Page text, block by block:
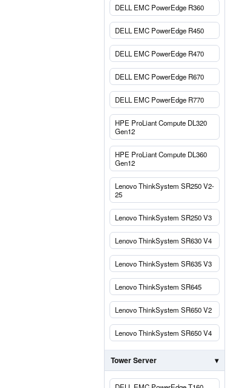
DELL EMC PowerEdge R360
DELL EMC PowerEdge R450
DELL EMC PowerEdge R470
DELL EMC PowerEdge R670
DELL EMC PowerEdge R770
HPE ProLiant Compute DL320
Gen12
HPE ProLiant Compute DL360
Gen12
Lenovo ThinkSystem SR250 V2-
25
Lenovo ThinkSystem SR250 V3
Lenovo ThinkSystem SR630 V4
Lenovo ThinkSystem SR635 V3
Lenovo ThinkSystem SR645
Lenovo ThinkSystem SR650 V2
Lenovo ThinkSystem SR650 V4
Tower Server